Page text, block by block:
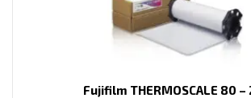
Fujifilm THERMOSCALE 80 –